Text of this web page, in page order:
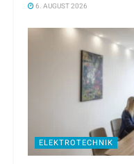
6. AUGUST 2026
ELEKTROTECHNIK